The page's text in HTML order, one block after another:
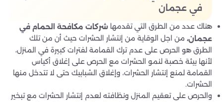
في عجمان
هناك عدد من الطرق التي تقدمها شركات مكافحة الحمام في
عجمان، من اجل الوقاية من إنتشار الحشرات حيث أن من تلك
الطرق هو الحرص على عدم ترك القمامة لفترات كبيرة في المنزل،
لأنها بيئة خصبة لنمو الحشرات مع الحرص على إغلاق أكياس
القمامة لمنع إنتشار الحشرات، وإغلاق الشبابيك حتى لا تتدخل منها
الحشرات.
والحرص على تعقيم المنزل ونظافته لعدم إنتشار الحشرات مع تبخير